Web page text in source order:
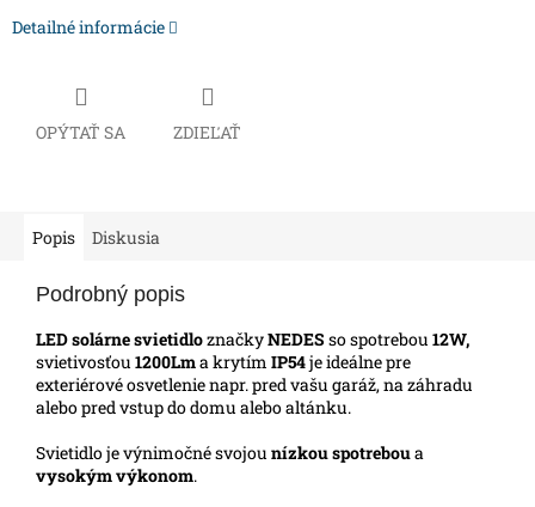
Detailné informácie
OPÝTAŤ SA ZDIEĽAŤ
Popis Diskusia
Podrobný popis
LED solárne svietidloznačkyNEDES so spotrebou 12W,
svietivosťou 1200Lma krytím IP54je ideálne pre
exteriérové osvetlenie napr. pred vašu garáž, na záhradu
alebo pred vstup do domu alebo altánku.
Svietidlo je výnimočné svojou nízkou spotreboua
vysokým výkonom.